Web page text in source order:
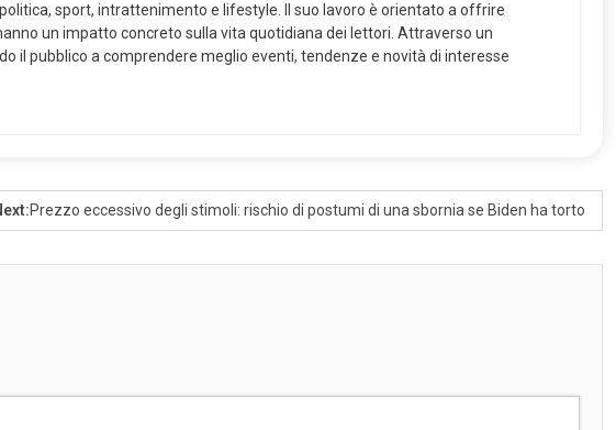
sport, intrattenimento e lifestyle. Il suo lavoro è orientato a offrire
un impatto concreto sulla vita quotidiana dei lettori. Attraverso un
il pubblico a comprendere meglio eventi, tendenze e novità di interesse
Prezzo eccessivo degli stimoli: rischio di postumi di una sbornia se Biden ha torto